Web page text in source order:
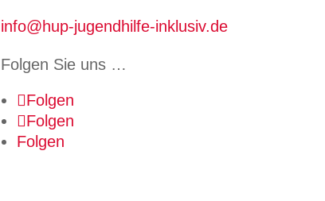
info@hup-jugendhilfe-inklusiv.de
Folgen Sie uns …
Folgen
Folgen
Folgen